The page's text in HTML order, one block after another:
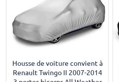
Housse de voiture convient à
Renault Twingo II 2007-2014